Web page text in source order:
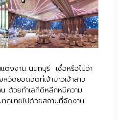
าน นนทบุรี เชื่อหรือไม่ว่า
วัดยอดฮิตที่เจ้าบ่าวเจ้าสาว
ด้วยทำเลที่ดีหลีกหนีความ
กมายไปด้วยสถานที่จัดงาน